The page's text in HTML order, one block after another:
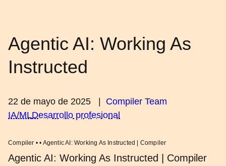
Agentic AI: Working As
Instructed
22 de mayo de 2025
Compiler Team
IA/MLDesarrollo profesional
Compiler • • Agentic AI: Working As Instructed | Compiler
Agentic AI: Working As Instructed | Compiler